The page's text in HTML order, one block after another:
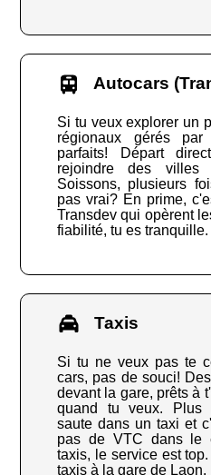
Autocars
Si tu veux explorer un
régionaux gérés par
parfaits! Départ
rejoindre des villes
Soissons, plusieurs
pas vrai? En prime,
Transdev qui opèrent
fiabilité, tu es tranquille.
Taxis
Si tu ne veux pas te
cars, pas de souci!
devant la gare, prêts à
quand tu veux. Plus
saute dans un taxi et
pas de VTC dans le
taxis, le service est
taxis à la gare de Laon.